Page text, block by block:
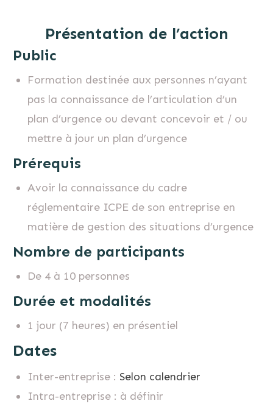
Présentation de l’action
Public
Formation destinée aux personnes n’ayant
pas la connaissance de l’articulation d’un
plan d’urgence ou devant concevoir et / ou
mettre à jour un plan d’urgence
Prérequis
Avoir la connaissance du cadre
réglementaire ICPE de son entreprise en
matière de gestion des situations d’urgence
Nombre de participants
De 4 à 10 personnes
Durée et modalités
1 jour (7 heures) en présentiel
Dates
Inter-entreprise : Selon calendrier
Intra-entreprise : à définir